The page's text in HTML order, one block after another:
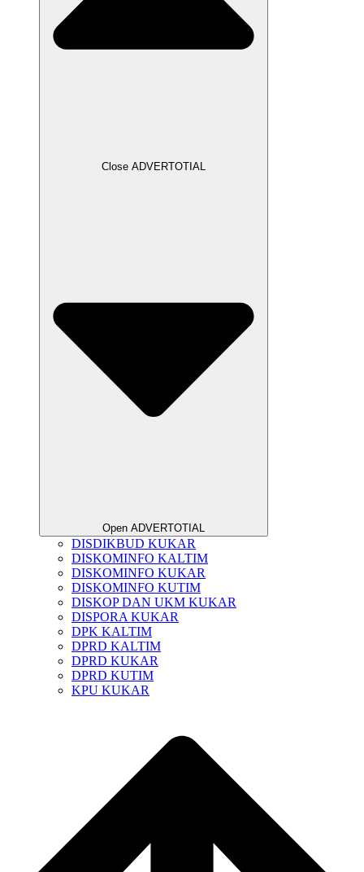
Close ADVERTOTIAL
Open ADVERTOTIAL
DISDIKBUD KUKAR
DISKOMINFO KALTIM
DISKOMINFO KUKAR
DISKOMINFO KUTIM
DISKOP DAN UKM KUKAR
DISPORA KUKAR
DPK KALTIM
DPRD KALTIM
DPRD KUKAR
DPRD KUTIM
KPU KUKAR